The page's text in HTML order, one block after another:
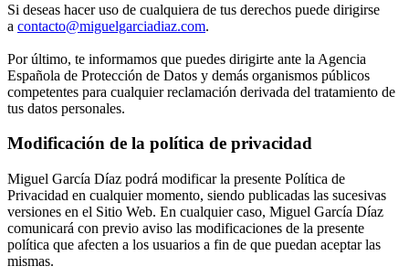
Si deseas hacer uso de cualquiera de tus derechos puede dirigirse
a contacto@miguelgarciadiaz.com.
Por último, te informamos que puedes dirigirte ante la Agencia
Española de Protección de Datos y demás organismos públicos
competentes para cualquier reclamación derivada del tratamiento de
tus datos personales.
Modificación de la política de privacidad
Miguel García Díaz podrá modificar la presente Política de
Privacidad en cualquier momento, siendo publicadas las sucesivas
versiones en el Sitio Web. En cualquier caso, Miguel García Díaz
comunicará con previo aviso las modificaciones de la presente
política que afecten a los usuarios a fin de que puedan aceptar las
mismas.